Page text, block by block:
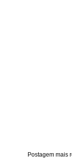
Postagem mais